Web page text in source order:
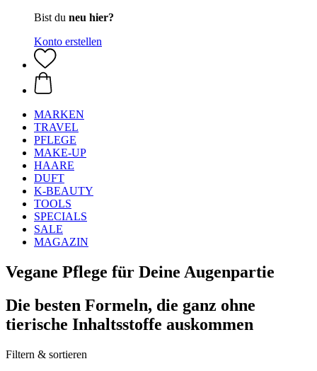
Bist du neu hier?
Konto erstellen
MARKEN
TRAVEL
PFLEGE
MAKE-UP
HAARE
DUFT
K-BEAUTY
TOOLS
SPECIALS
SALE
MAGAZIN
Vegane Pflege für Deine Augenpartie
Die besten Formeln, die ganz ohne
tierische Inhaltsstoffe auskommen
Filtern & sortieren